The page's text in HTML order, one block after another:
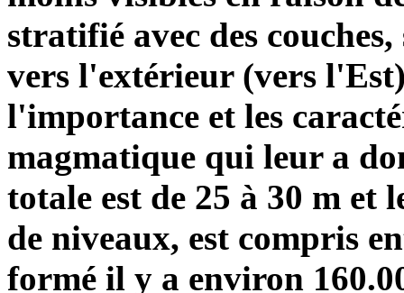
stratifié avec des
vers l'extérieur (vers
l'importance et les
magmatique qui leur a
totale est de 25 à 30 m et
de niveaux, est compris
formé il y a environ